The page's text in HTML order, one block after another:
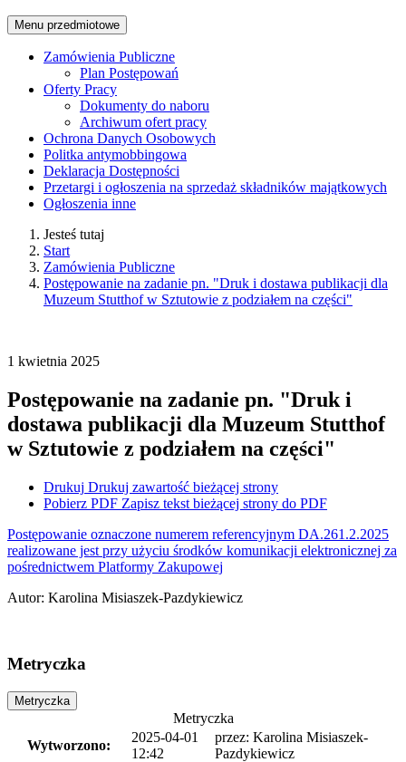
Menu przedmiotowe
Zamówienia Publiczne
Plan Postępowań
Oferty Pracy
Dokumenty do naboru
Archiwum ofert pracy
Ochrona Danych Osobowych
Politka antymobbingowa
Deklaracja Dostępności
Przetargi i ogłoszenia na sprzedaż składników majątkowych
Ogłoszenia inne
Jesteś tutaj
Start
Zamówienia Publiczne
Postępowanie na zadanie pn. "Druk i dostawa publikacji dla
Muzeum Stutthof w Sztutowie z podziałem na części"
1 kwietnia 2025
Postępowanie na zadanie pn. "Druk i
dostawa publikacji dla Muzeum Stutthof
w Sztutowie z podziałem na części"
Drukuj Drukuj zawartość bieżącej strony
Pobierz PDF Zapisz tekst bieżącej strony do PDF
Postępowanie oznaczone numerem referencyjnym DA.261.2.2025
realizowane jest przy użyciu środków komunikacji elektronicznej za
pośrednictwem Platformy Zakupowej
Autor: Karolina Misiaszek-Pazdykiewicz
Metryczka
Metryczka
Metryczka
Wytworzono:
2025-04-01
12:42
przez: Karolina Misiaszek-
Pazdykiewicz